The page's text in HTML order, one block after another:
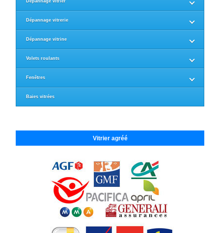
Dépannage vitrier
Dépannage vitrerie
Dépannage vitrine
Volets roulants
Fenêtres
Baies vitrées
Vitrier agréé